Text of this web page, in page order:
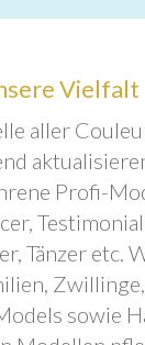
Vielfalt
aller
Profi-
Tänzer etc.
sowie